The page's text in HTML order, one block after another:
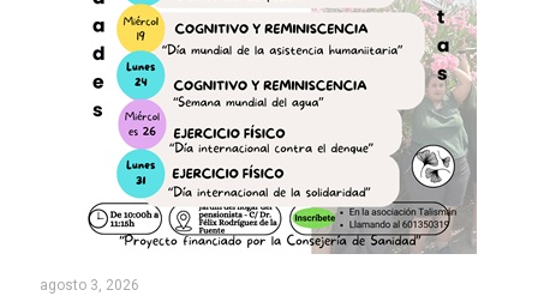
agosto 3, 2026